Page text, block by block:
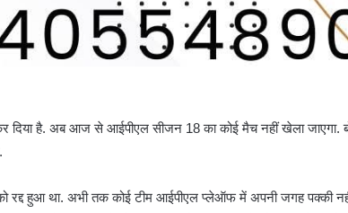
दिया है. अब आज से आईपीएल सीजन 18 का कोई मैच नहीं खेला जाएगा.
रद्द हुआ था. अभी तक कोई टीम आईपीएल प्लेऑफ में अपनी जगह पक्की